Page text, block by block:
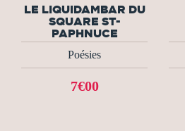
LE LIQUIDAMBAR DU
SQUARE ST-
PAPHNUCE
Poésies
7€00